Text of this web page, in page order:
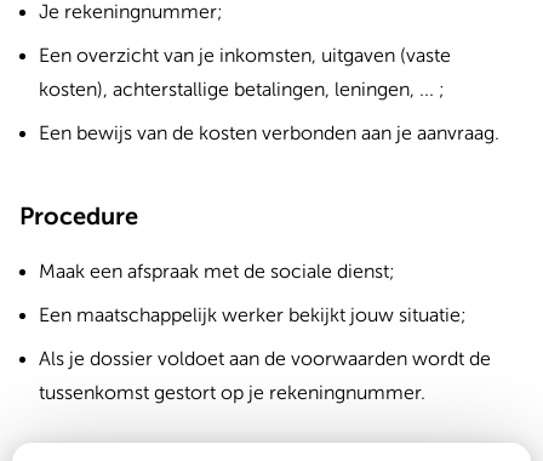
Je rekeningnummer;
Een overzicht van je inkomsten, uitgaven (vaste
kosten), achterstallige betalingen, leningen, ... ;
Een bewijs van de kosten verbonden aan je aanvraag.
Procedure
Maak een afspraak met de sociale dienst;
Een maatschappelijk werker bekijkt jouw situatie;
Als je dossier voldoet aan de voorwaarden wordt de
tussenkomst gestort op je rekeningnummer.